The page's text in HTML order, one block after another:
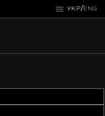
УКР/ENG